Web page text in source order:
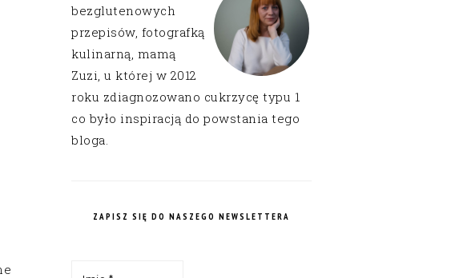
bezglutenowych
przepisów, fotografką
kulinarną, mamą
Zuzi, u której w 2012
roku zdiagnozowano cukrzycę typu 1
co było inspiracją do powstania tego
bloga.
ZAPISZ SIĘ DO NASZEGO NEWSLETTERA